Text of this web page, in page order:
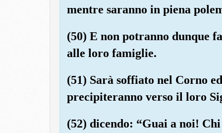
mentre saranno in piena
(50) E non potranno dunque
alle loro famiglie.
(51) Sarà soffiato nel Corno
precipiteranno verso il loro
(52) dicendo: “Guai a noi!